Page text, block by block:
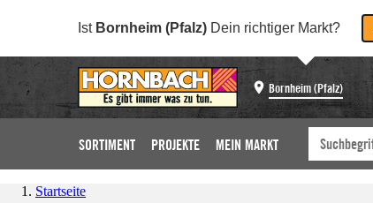
Ist Bornheim (Pfalz) Dein richtiger Markt?
Bornheim (Pfalz)
SORTIMENT PROJEKTE MEIN MARKT
Startseite